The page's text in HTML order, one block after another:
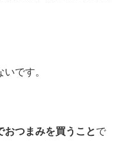
です。
おつまみを買うこと で